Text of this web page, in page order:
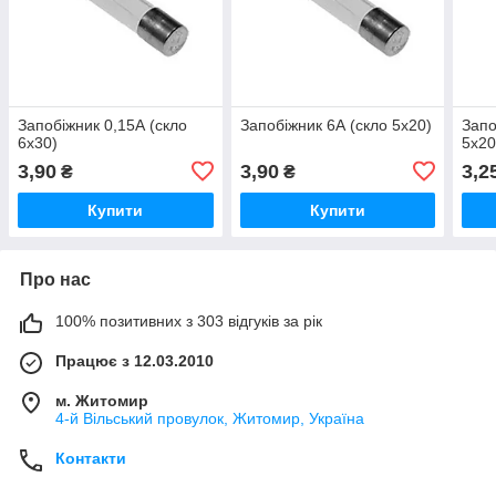
Запобіжник 0,15А (скло
6х30)
3,90 ₴
Купити
Запобіжник 6А (скло 5х20)
3,90₴
Купити
Про нас
100% позитивних з 303 відгуків за рік
Працює з 12.03.2010
м. Житомир
4-й Вільський провулок, Житомир, Україна
Контакти